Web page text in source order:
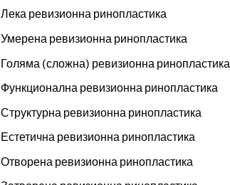
Лека ревизионна ринопластика
Умерена ревизионна ринопластика
Голяма (сложна) ревизионна ринопластика
Функционална ревизионна ринопластика
Структурна ревизионна ринопластика
Естетична ревизионна ринопластика
Отворена ревизионна ринопластика